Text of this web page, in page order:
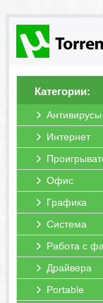
Категории:
Антивирусы
Интернет
Офис
Графика
Система
Работа с
Драйвера
Portable